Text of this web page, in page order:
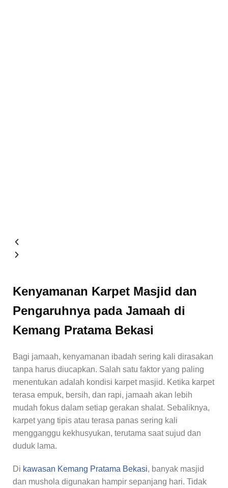
Kenyamanan Karpet Masjid dan
Pengaruhnya pada Jamaah di
Kemang Pratama Bekasi
Bagi jamaah, kenyamanan ibadah sering kali dirasakan
tanpa harus diucapkan. Salah satu faktor yang paling
menentukan adalah kondisi karpet masjid. Ketika karpet
terasa empuk, bersih, dan rapi, jamaah akan lebih
mudah fokus dalam setiap gerakan shalat. Sebaliknya,
karpet yang tipis atau terasa panas sering kali
mengganggu kekhusyukan, terutama saat sujud dan
duduk lama.
Di kawasan Kemang Pratama Bekasi, banyak masjid
dan mushola digunakan hampir sepanjang hari. Tidak